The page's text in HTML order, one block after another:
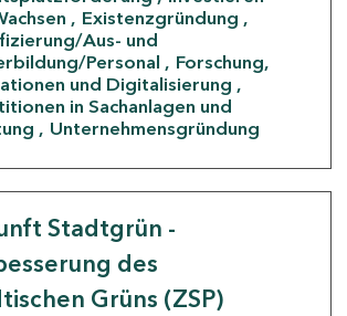
Existenzgründung
Aus- und
Personal
Forschung,
und Digitalisierung
in Sachanlagen und
Unternehmensgründung
Stadtgrün -
des
Grüns (ZSP)